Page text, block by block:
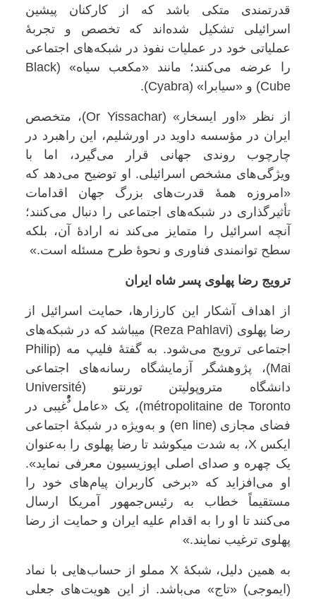
قدرتمندی متکی باشد که از کارکنان پیشین
اسرائیلی تشکیل شده‌اند که تخصص و تجربهٔ
عملیاتی خود در عملیات نفوذ در شبکه‌های اجتماعی
را عرضه می‌کنند؛ مانند «مکعب سیاه» (Black
Cube) و «سیابرا» (Cyabra).
از نظر «اور ایسخار» (Or Yissachar)، متخصص
ایران در مؤسسه داوید در اورشلیم، این راهبرد در
چارچوب روندی جهانی قرار می‌گیرد، اما با
ویژگی‌های مشخص اسرائیلی. او توضیح می‌دهد که
«امروزه همهٔ قدرت‌های بزرگ جهان اقدامات
تأثیرگذاری در شبکه‌های اجتماعی را دنبال می‌کنند؛
آنچه اسرائیل را متمایز می‌کند نه ارادهٔ آن، بلکه
سطح توانمندی فناوری و نحوهٔ طرح مسئله است.»
ترویج رضا پهلوی پسر شاه ایران
از اهداف آشکار این کارزارها، حمایت اسرائیل از
رضا پهلوی (Reza Pahlavi) میباشد که در شبکه‌های
اجتماعی ترویج می‌شود. به گفتهٔ فلیپ مه (Philip
Mai)، پژوهشگر آزمایشگاه رسانه‌های اجتماعی
دانشگاه متروپولیتن تورنتو (Université
métropolitaine de Toronto)، یک «عامل ٌُْٰٰٰغیبی در
فضای مجازی (en line) و به‌ویژه در شبکهٔ اجتماعی
ایکس X، به شدت میکوشد تا رضا پهلوی را به‌عنوان
یک چهره و صدای اصلی اپوزیسیون معرفی نماید».
او می‌افزاید که «برخی کاربران پیام‌های خود را
مستقیماً خطاب به رئیس‌جمهور آمریکا ارسال
می‌کنند تا او را به اقدام علیه ایران و حمایت از رضا
پهلوی ترغیب نمایند.»
به همین دلیل، شبکهٔ X مملو از حساب‌هایی با نماد
(ایموجی) «تاج» می‌باشد. از این‌ هویت‌های جعلی